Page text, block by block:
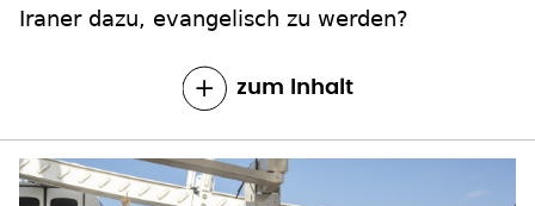
Iraner dazu, evangelisch zu werden?
zum Inhalt